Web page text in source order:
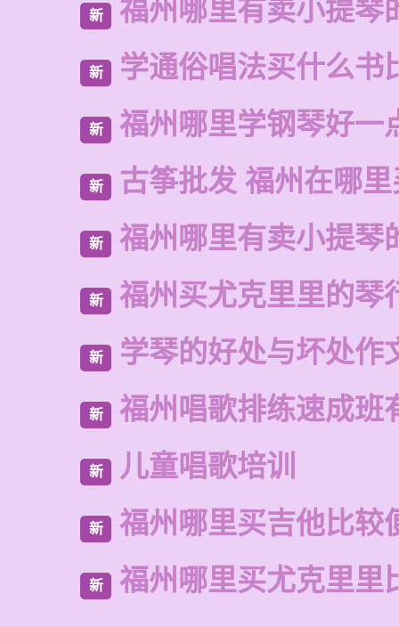
新 福州哪里有卖小提琴
新 学通俗唱法买什么书
新 福州哪里学钢琴好一
新 古筝批发 福州在哪
新 福州哪里有卖小提琴
新 福州买尤克里里的琴
新 学琴的好处与坏处作
新 福州唱歌排练速成班
新 儿童唱歌培训
新 福州哪里买吉他比较
新 福州哪里买尤克里里